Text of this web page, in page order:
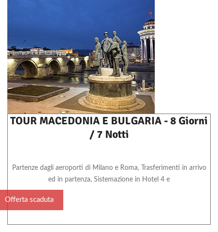
Offerta scaduta
TOUR MACEDONIA E BULGARIA - 8 Giorni
/ 7 Notti
Partenze dagli aeroporti di Milano e Roma, Trasferimenti in arrivo
ed in partenza, Sistemazione in Hotel 4 e